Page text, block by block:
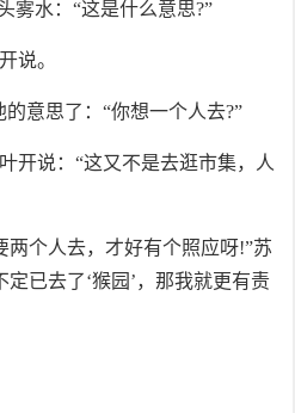
雾水：“这是什么意思?”
说。
意思了：“你想一个人去?”
开说：“这又不是去逛市集，人
两个人去，才好有个照应呀!”苏
已去了‘猴园’，那我就更有责